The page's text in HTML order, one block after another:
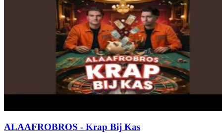
ALAAFROBROS - Krap Bij Kas